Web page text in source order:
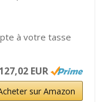
à votre tasse
127,02 EUR
sur Amazon